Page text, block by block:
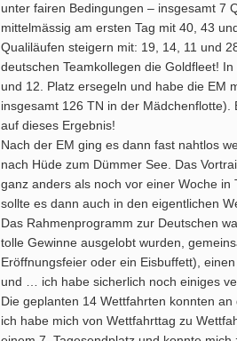
unter fairen Bedingungen – insgesamt 7
mittelmässig am ersten Tag mit 40, 43
Qualiläufen steigern mit: 19, 14, 11 und
deutschen Teamkollegen die Goldfleet!
und 12. Platz ersegeln und habe die EM
insgesamt 126 TN in der
auf dieses Ergebnis!
Nach der EM ging es dann fast nahtlos
nach Hüde zum Dümmer See. Das
ganz anders als noch vor einer Woche
sollte es dann auch in den eigentlichen
Das Rahmenprogramm zur Deutschen
tolle Gewinne ausgelobt wurden,
Eröffnungsfeier oder ein Eisbuffett),
und … ich habe sicherlich noch einiges
Die geplanten 14 Wettfahrten konnten
ich habe mich von Wettfahrttag zu